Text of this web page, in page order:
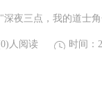
深夜三点，我的道士
人阅读 时间：